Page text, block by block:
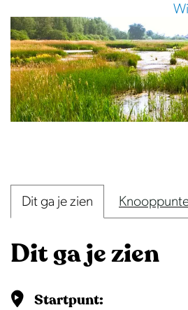
e
o
u
Dit ga je zien
Dit ga je zien
Startpunt: